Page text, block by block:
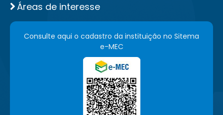
Áreas de interesse
Consulte aqui o cadastro da instituição no Sitema
e-MEC